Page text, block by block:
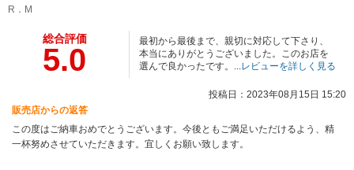
R．M
総合評価
5.0
最初から最後まで、親切に対応して下さり、
本当にありがとうございました。このお店を
選んで良かったです。... レビューを詳しく見る
投稿日：2023年08月15日 15:20
販売店からの返答
この度はご納車おめでとうございます。今後ともご満足いただけるよう、精
一杯努めさせていただきます。宜しくお願い致します。